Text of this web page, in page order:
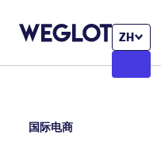
ZH
国际电商